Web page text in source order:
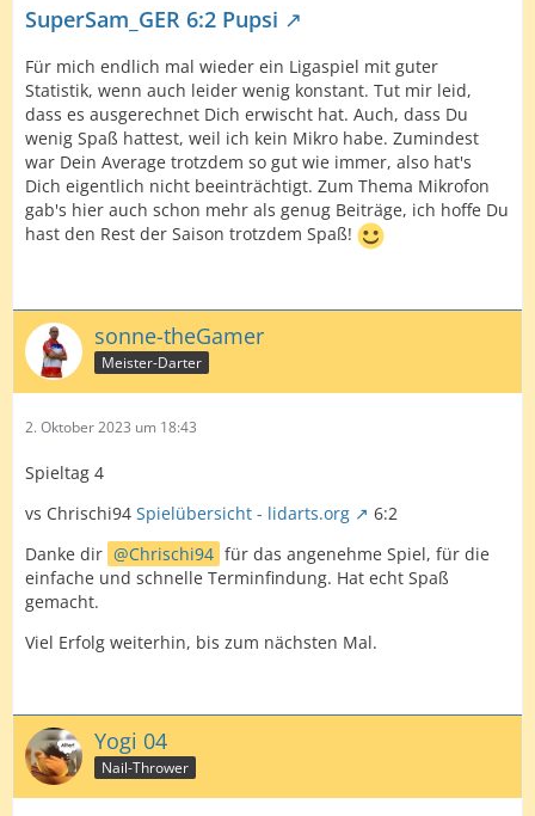
SuperSam_GER 6:2 Pupsi
Für mich endlich mal wieder ein Ligaspiel mit guter
Statistik, wenn auch leider wenig konstant. Tut mir leid,
dass es ausgerechnet Dich erwischt hat. Auch, dass Du
wenig Spaß hattest, weil ich kein Mikro habe. Zumindest
war Dein Average trotzdem so gut wie immer, also hat's
Dich eigentlich nicht beeinträchtigt. Zum Thema Mikrofon
gab's hier auch schon mehr als genug Beiträge, ich hoffe Du
hast den Rest der Saison trotzdem Spaß!
sonne-theGamer
Meister-Darter
2. Oktober 2023 um 18:43
Spieltag 4
vs Chrischi94 Spielübersicht - lidarts.org
6:2
Danke dir
Chrischi94 für das angenehme Spiel, für die
einfache und schnelle Terminfindung. Hat echt Spaß
gemacht.
Viel Erfolg weiterhin, bis zum nächsten Mal.
Yogi 04
Nail-Thrower